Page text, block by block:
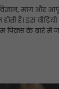
मांग और
हैं। इस
के बारे में
प्रदर्शित करने